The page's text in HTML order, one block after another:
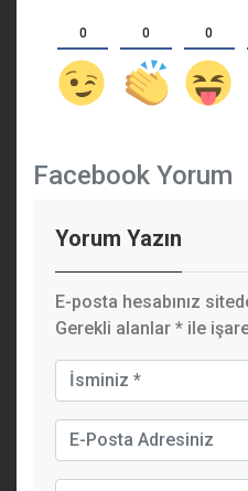
0 0 0
Facebook Yorum
Yorum Yazın
E-posta hesabınız
Gerekli alanlar * ile